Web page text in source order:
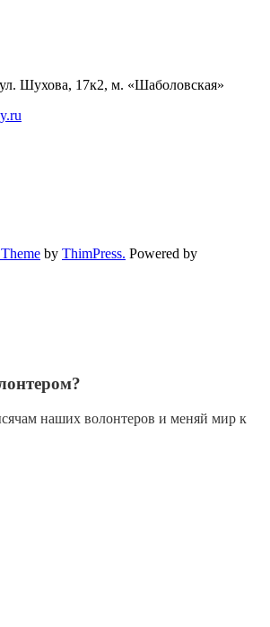
Шухова, 17к2, м. «Шаболовская»
by ThimPress. Powered by
наших волонтеров и меняй мир к